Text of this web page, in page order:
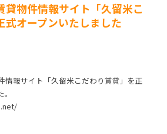
貸物件情報サイト「久留米こ
式オープンいたしました
情報サイト「久留米こだわり賃貸」を正